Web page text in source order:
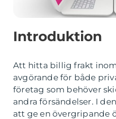
Introduktion
Att hitta billig frakt inom
avgörande för både
företag som behöver
andra försändelser. I
att ge en övergripande